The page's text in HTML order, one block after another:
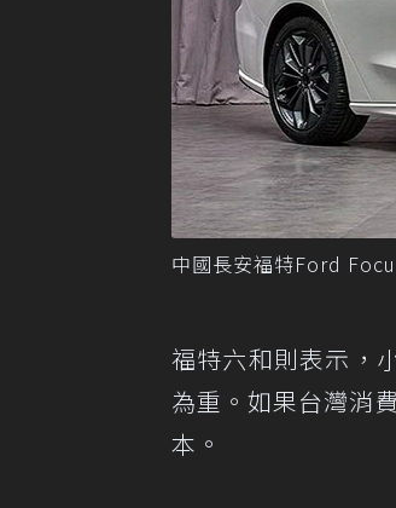
中國長安福特Ford
福特六和則表示，
為重。如果台灣消
本。